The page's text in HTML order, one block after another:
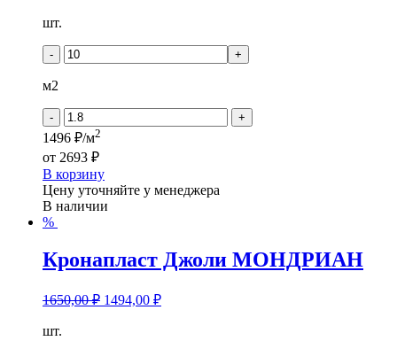
Количество
Кронапласт
РАДИАНТ
шт.
- +
м2
- +
1496 ₽/м2
от 2693 ₽
В корзину
Цену уточняйте у менеджера
В наличии
%
Кронапласт Джоли МОНДРИАН
1650,00₽ 1494,00 ₽
Количество
шт.